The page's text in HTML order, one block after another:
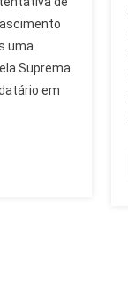
uma
Suprema
em